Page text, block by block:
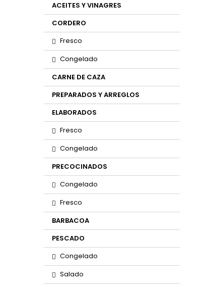
ACEITES Y VINAGRES
CORDERO
Fresco
Congelado
CARNE DE CAZA
PREPARADOS Y ARREGLOS
ELABORADOS
Fresco
Congelado
PRECOCINADOS
Congelado
Fresco
BARBACOA
PESCADO
Congelado
Salado